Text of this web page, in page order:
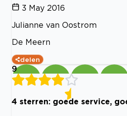
3 May 2016
Julianne van Oostrom
De Meern
delen
9
4 sterren: goede service,